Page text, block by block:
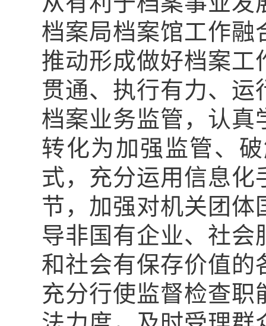
档案局档案馆工作融
推动形成做好档案工
贯通、执行有力、运
档案业务监管，认真
转化为加强监管、
式，充分运用信息化
节，加强对机关团体
导非国有企业、社会
和社会有保存价值的
充分行使监督检查职